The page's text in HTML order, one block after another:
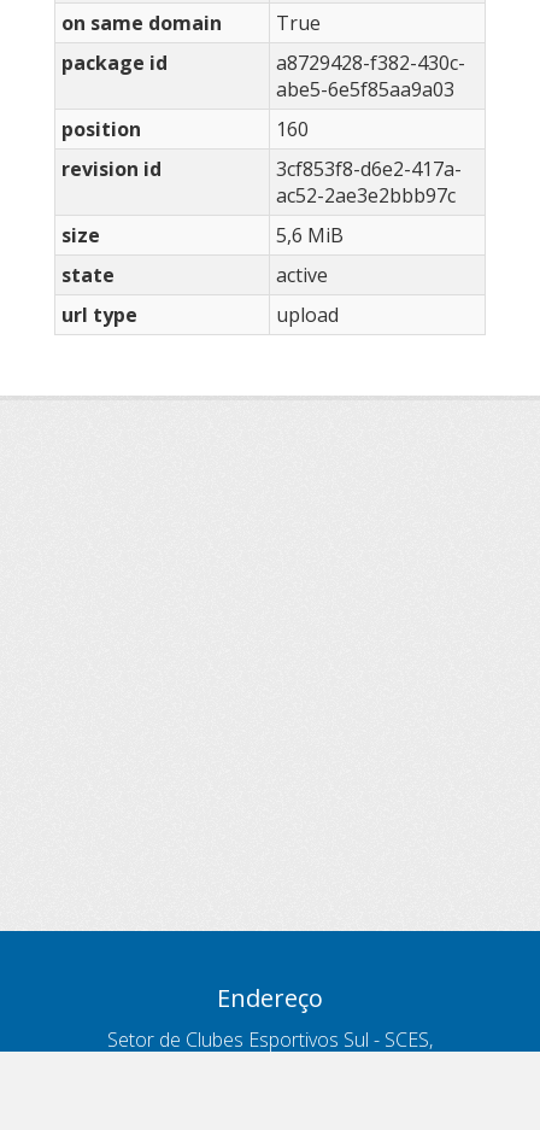
on same domain
True
package id
a8729428-f382-430c-
abe5-6e5f85aa9a03
position
160
revision id
3cf853f8-d6e2-417a-
ac52-2ae3e2bbb97c
size
5,6 MiB
state
active
url type
upload
Endereço
Setor de Clubes Esportivos Sul - SCES,